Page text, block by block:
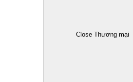
Close Thương mại